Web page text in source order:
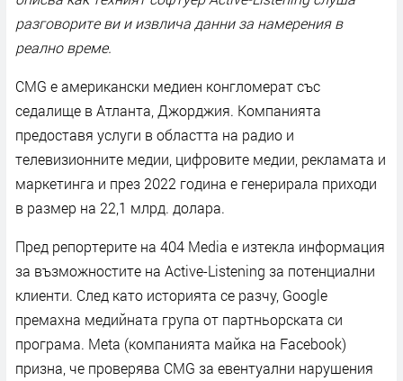
разговорите ви и извлича данни за намерения в
реално време.
CMG е американски медиен конгломерат със
седалище в Атланта, Джорджия. Компанията
предоставя услуги в областта на радио и
телевизионните медии, цифровите медии, рекламата и
маркетинга и през 2022 гoдина е генерирала приходи
в размер на 22,1 млрд. долара.
Пред репортерите на 404 Media е изтекла информация
за възможностите на Active-Listening за потенциални
клиенти. След като историята се разчу, Google
премахна медийната група от партньорската си
програма. Meta (компанията майка на Facebook)
призна, че проверява CMG за евентуални нарушения